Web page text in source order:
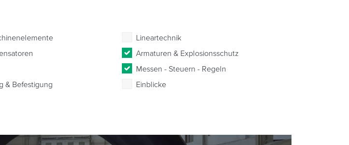
Lineartechnik
Armaturen & Explosionsschutz
Messen - Steuern - Regeln
& Befestigung Einblicke